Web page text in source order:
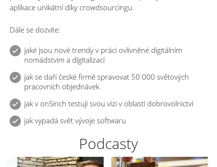
aplikace unikátní díky crowdsourcingu.
Dále se dozvíte:
jaké jsou nové trendy v práci ovlivněné digitálním
nomádstvím a digitalizací
jak se daří české firmě spravovat 50 000 světových
pracovních objednávek
jak v onSinch testují svou vizi v oblasti dobrovolnictví
jak vypadá svět vývoje softwaru
Podcasty